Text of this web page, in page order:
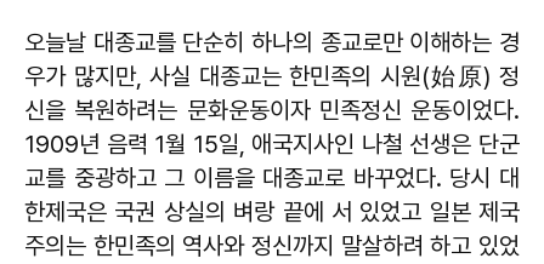
오늘날 대종교를 단순히 하나의 종교로만 이해하는 경
우가 많지만, 사실 대종교는 한민족의 시원(始原) 정
신을 복원하려는 문화운동이자 민족정신 운동이었다.
1909년 음력 1월 15일, 애국지사인 나철 선생은 단군
교를 중광하고 그 이름을 대종교로 바꾸었다. 당시 대
한제국은 국권 상실의 벼랑 끝에 서 있었고 일본 제국
주의는 한민족의 역사와 정신까지 말살하려 하고 있었